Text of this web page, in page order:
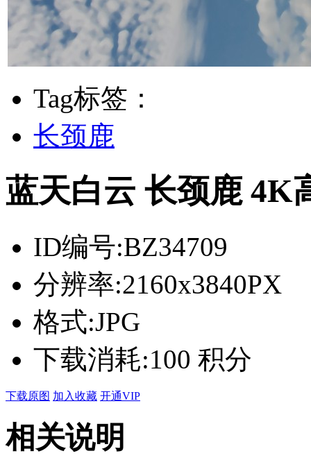
Tag标签：
长颈鹿
蓝天白云 长颈鹿 4K
ID编号:BZ34709
分辨率:2160x3840PX
格式:JPG
下载消耗:100 积分
下载原图 加入收藏 开通VIP
相关说明